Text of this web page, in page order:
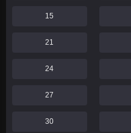
15
21
24
27
30